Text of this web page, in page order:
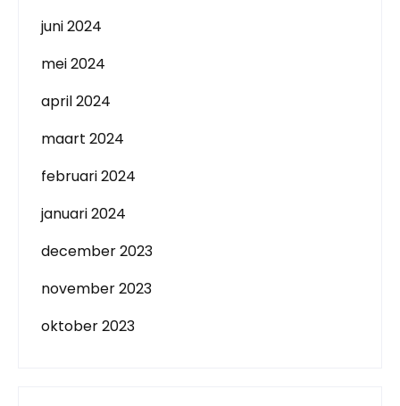
juni 2024
mei 2024
april 2024
maart 2024
februari 2024
januari 2024
december 2023
november 2023
oktober 2023